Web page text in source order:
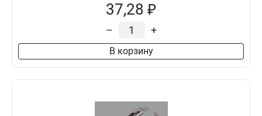
37,28 ₽
– +
В корзину